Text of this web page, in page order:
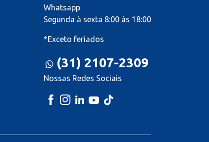
Whatsapp
Segunda à sexta 8:00 às 18:00
*Exceto feriados
(31) 2107-2309
Nossas Redes Sociais